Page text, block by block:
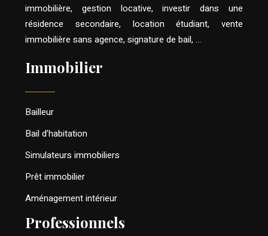
immobilière, gestion locative, investir dans une
résidence secondaire, location étudiant, vente
immobilière sans agence, signature de bail, …
Immobilier
Bailleur
Bail d’habitation
Simulateurs immobiliers
Prêt immobilier
Aménagement intérieur
Professionnels